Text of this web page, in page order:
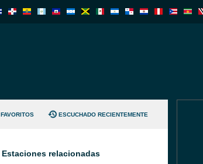
FAVORITOS ESCUCHADO RECIENTEMENTE
Estaciones relacionadas